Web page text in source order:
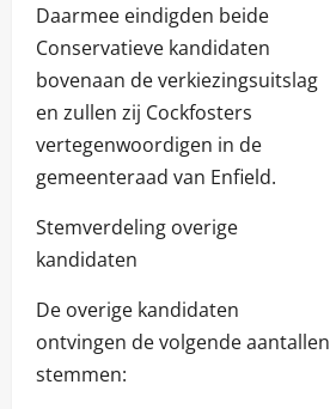
Daarmee eindigden beide
Conservatieve kandidaten
bovenaan de verkiezingsuitslag
en zullen zij Cockfosters
vertegenwoordigen in de
gemeenteraad van Enfield.
Stemverdeling overige
kandidaten
De overige kandidaten
ontvingen de volgende aantallen
stemmen: